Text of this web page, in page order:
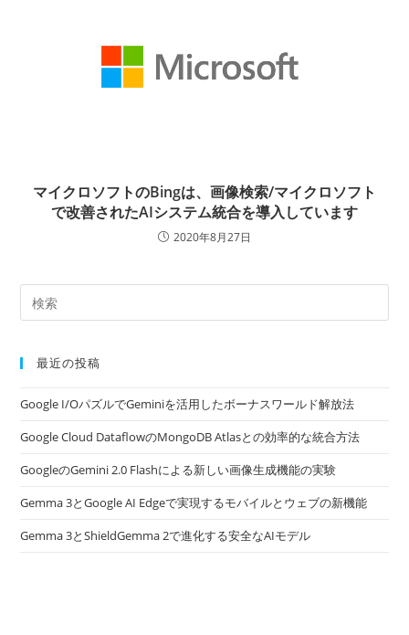
マイクロソフトのBingは、画像検索/マイクロソフト
で改善されたAIシステム統合を導入しています
2020年8月27日
最近の投稿
Google I/OパズルでGeminiを活用したボーナスワールド解放法
Google Cloud DataflowのMongoDB Atlasとの効率的な統合方法
GoogleのGemini 2.0 Flashによる新しい画像生成機能の実験
Gemma 3とGoogle AI Edgeで実現するモバイルとウェブの新機能
Gemma 3とShieldGemma 2で進化する安全なAIモデル